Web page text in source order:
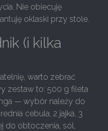
Nie obiecuję
oklaski przy stole.
(i kilka
warto zebrać
zestaw to: 500 g fileta
— wybór należy do
cebula, 2 jajka, 3
do obtoczenia, sól,